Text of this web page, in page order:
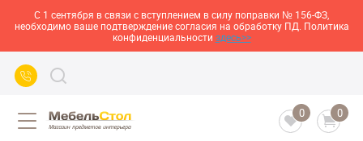
С 1 сентября в связи с вступлением в силу поправки № 156-ФЗ,
необходимо ваше подтверждение согласия на обработку ПД. Политика
конфиденциальности здесь>>
0 0